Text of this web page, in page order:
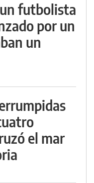
futbolista
por un
un
el mar